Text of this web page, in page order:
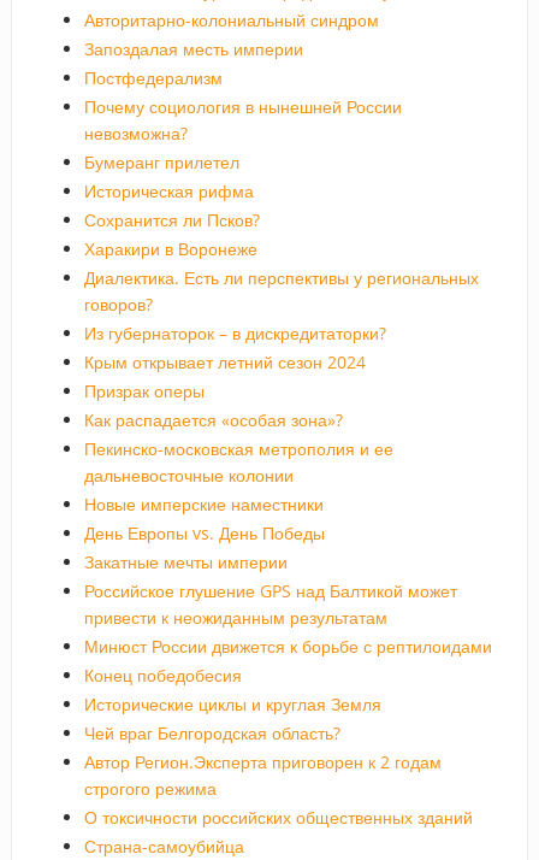
Авторитарно-колониальный синдром
Запоздалая месть империи
Постфедерализм
Почему социология в нынешней России
невозможна?
Бумеранг прилетел
Историческая рифма
Сохранится ли Псков?
Харакири в Воронеже
Диалектика. Есть ли перспективы у региональных
говоров?
Из губернаторок – в дискредитаторки?
Крым открывает летний сезон 2024
Призрак оперы
Как распадается «особая зона»?
Пекинско-московская метрополия и ее
дальневосточные колонии
Новые имперские наместники
День Европы vs. День Победы
Закатные мечты империи
Российское глушение GPS над Балтикой может
привести к неожиданным результатам
Минюст России движется к борьбе с рептилоидами
Конец победобесия
Исторические циклы и круглая Земля
Чей враг Белгородская область?
Автор Регион.Эксперта приговорен к 2 годам
строгого режима
О токсичности российских общественных зданий
Страна-самоубийца